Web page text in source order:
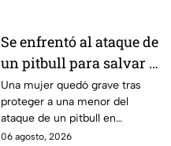
Se enfrentó al ataque de
un pitbull para salvar a
una menor; hoy lucha
por su vida en Zapopan
Una mujer quedó grave tras
proteger a una menor del
ataque de un pitbull en
Zapopan; la víctima sufrió
06 agosto, 2026